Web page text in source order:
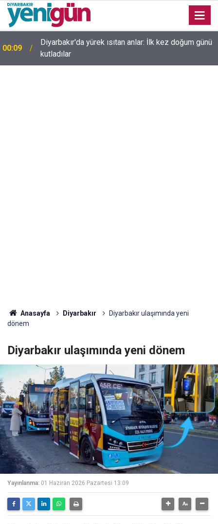
23:36 Diyarbakır'da düğün salonunda kavga: Yaralılar var
Anasayfa Diyarbakır
Diyarbakır ulaşımında yeni
dönem
Diyarbakır ulaşımında yeni dönem
Yayınlanma: 01 Haziran 2026 Pazartesi 13:09